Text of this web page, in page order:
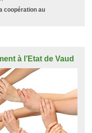
coopération au
à l’Etat de Vaud